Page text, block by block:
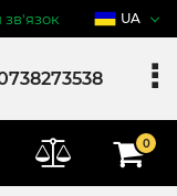
зв'язок UA
0